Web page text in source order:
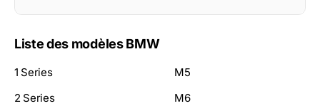
Liste des modèles BMW
1 Series
2 Series
M5
M6